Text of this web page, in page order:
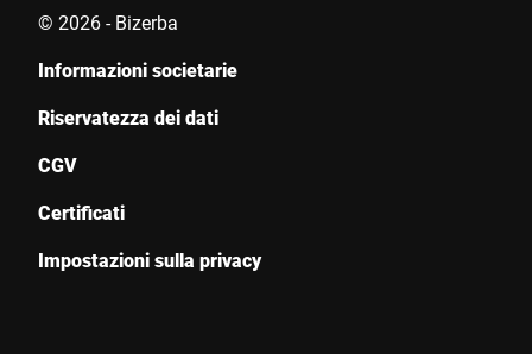
© 2026 - Bizerba
Informazioni societarie
Riservatezza dei dati
CGV
Certificati
Impostazioni sulla privacy